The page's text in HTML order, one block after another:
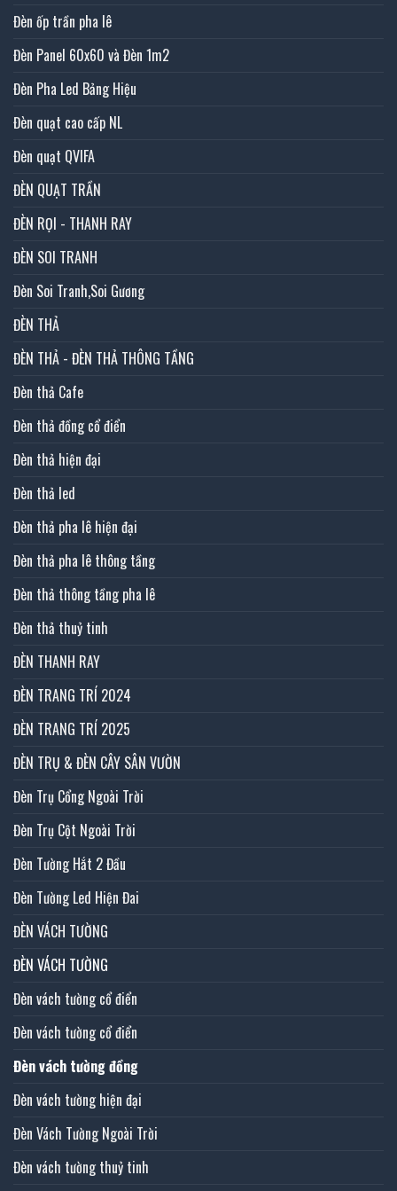
Đèn ốp trần pha lê
Đèn Panel 60x60 và Đèn 1m2
Đèn Pha Led Bảng Hiệu
Đèn quạt cao cấp NL
Đèn quạt QVIFA
ĐÈN QUẠT TRẦN
ĐÈN RỌI - THANH RAY
ĐÈN SOI TRANH
Đèn Soi Tranh,Soi Gương
ĐÈN THẢ
ĐÈN THẢ - ĐÈN THẢ THÔNG TẦNG
Đèn thả Cafe
Đèn thả đồng cổ điển
Đèn thả hiện đại
Đèn thả led
Đèn thả pha lê hiện đại
Đèn thả pha lê thông tầng
Đèn thả thông tầng pha lê
Đèn thả thuỷ tinh
ĐÈN THANH RAY
ĐÈN TRANG TRÍ 2024
ĐÈN TRANG TRÍ 2025
ĐÈN TRỤ & ĐÈN CÂY SÂN VƯỜN
Đèn Trụ Cổng Ngoài Trời
Đèn Trụ Cột Ngoài Trời
Đèn Tường Hắt 2 Đầu
Đèn Tường Led Hiện Đai
ĐÈN VÁCH TƯỜNG
ĐÈN VÁCH TƯỜNG
Đèn vách tường cổ điển
Đèn vách tường cổ điển
Đèn vách tường đồng
Đèn vách tường hiện đại
Đèn Vách Tường Ngoài Trời
Đèn vách tường thuỷ tinh